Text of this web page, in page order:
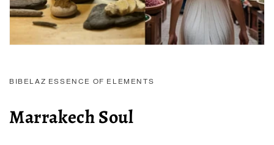
BIBELAZ ESSENCE OF ELEMENTS
Marrakech Soul